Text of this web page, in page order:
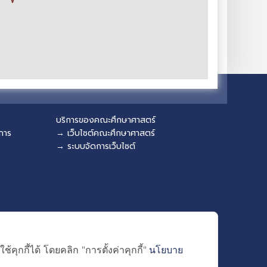
ร
บริการของคณะศึกษาศาสตร์
→ เว็บไซต์คณะศึกษาศาสตร์
→ ระบบจัดการเว็บไซต์
ช้คุกกี้ได้ โดยคลิก "การตั้งค่าคุกกี้" นโยบาย